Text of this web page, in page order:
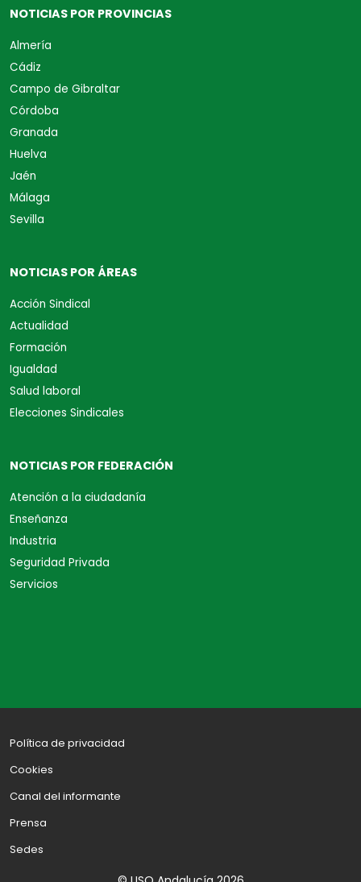
NOTICIAS POR PROVINCIAS
Almería
Cádiz
Campo de Gibraltar
Córdoba
Granada
Huelva
Jaén
Málaga
Sevilla
NOTICIAS POR ÁREAS
Acción Sindical
Actualidad
Formación
Igualdad
Salud laboral
Elecciones Sindicales
NOTICIAS POR FEDERACIÓN
Atención a la ciudadanía
Enseñanza
Industria
Seguridad Privada
Servicios
Política de privacidad
Cookies
Canal del informante
Prensa
Sedes